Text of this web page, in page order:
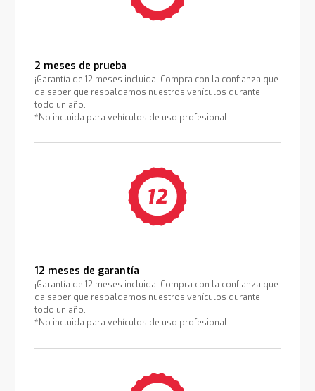
2 meses de prueba
¡Garantía de 12 meses incluida! Compra con la confianza que
da saber que respaldamos nuestros vehículos durante
todo un año.
*No incluida para vehículos de uso profesional
12 meses de garantía
¡Garantía de 12 meses incluida! Compra con la confianza que
da saber que respaldamos nuestros vehículos durante
todo un año.
*No incluida para vehículos de uso profesional